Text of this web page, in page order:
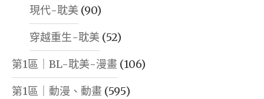
現代-耽美 (90)
穿越重生-耽美 (52)
第1區｜BL-耽美-漫畫 (106)
第1區｜動漫、動畫 (595)